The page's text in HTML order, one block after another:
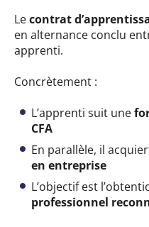
Lecontrat
en alternance conclu
apprenti.
Concrètement :
L’apprenti suit une
CFA
En parallèle, il
en entreprise
L’objectif est
professionnel